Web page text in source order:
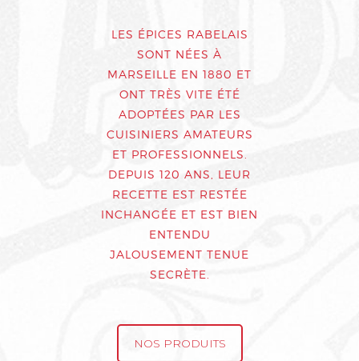
LES ÉPICES RABELAIS
SONT NÉES À
MARSEILLE EN 1880 ET
ONT TRÈS VITE ÉTÉ
ADOPTÉES PAR LES
CUISINIERS AMATEURS
ET PROFESSIONNELS.
DEPUIS 120 ANS, LEUR
RECETTE EST RESTÉE
INCHANGÉE ET EST BIEN
ENTENDU
JALOUSEMENT TENUE
SECRÈTE.
NOS PRODUITS